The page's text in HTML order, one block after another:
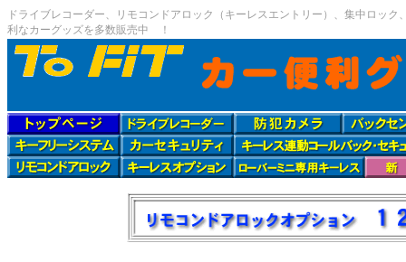
ドライブレコーダー、リモコンドアロック（キーレスエントリー）、集中ロッ
利なカーグッズを多数販売中 ！